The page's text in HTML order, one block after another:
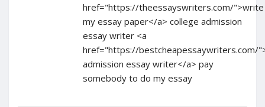
href="https://theessayswriters.com/">write
my essay paper</a> college admission
essay writer <a
href="https://bestcheapessaywriters.com/
admission essay writer</a> pay
somebody to do my essay